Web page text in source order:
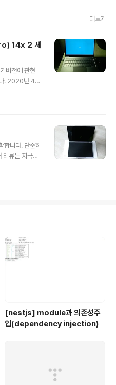
더보기
14x 2 세
버전에 관현
. 2020년 4월
04/23 - [R
습니다. ※ 아
전에 사용하
3
테스트를 해
합니다. 단순히
리뷰는 지극히
. 1. 고민 이전
불만이었습니
명도가 상당히
이 문제는 선
느 정도 해결을
스플레이 품
[nestjs] module과 의존성주
입(dependency injection)